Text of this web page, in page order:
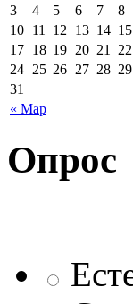
« Мар
3
4 5 6 7 8
10 11 12 13 14 15
17 18 19 20 21 22
24 25 26 27 28 29
31
Опрос